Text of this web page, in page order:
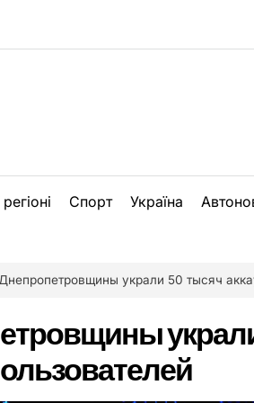
Спорт Україна
украли 50 тысяч